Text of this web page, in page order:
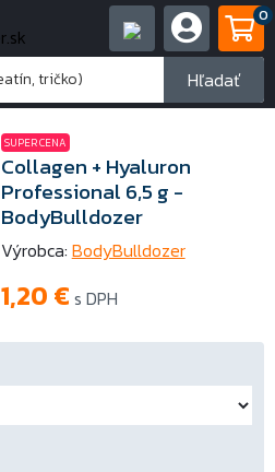
Hľadať
0
SUPER CENA
Collagen + Hyaluron
Professional 6,5 g -
BodyBulldozer
Výrobca: BodyBulldozer
1,20 € s DPH